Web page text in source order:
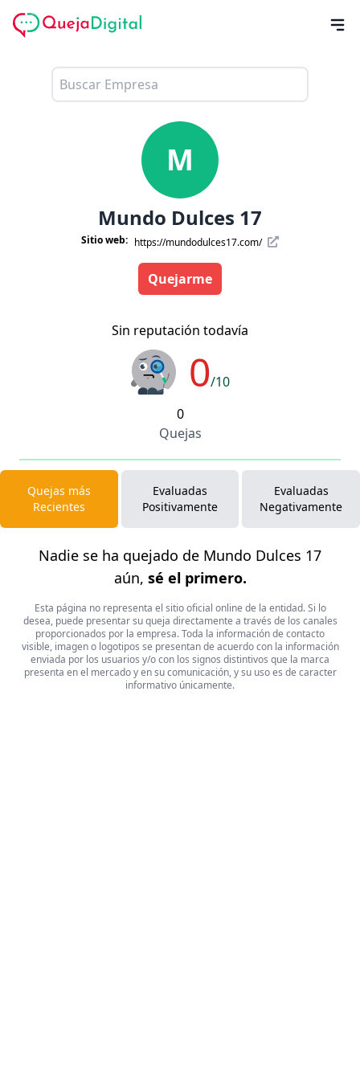
M
Mundo Dulces 17
Sitio web: https://mundodulces17.com/
Quejarme
Sin reputación todavía
0/10
0
Quejas
Quejas más
Recientes
Evaluadas
Positivamente
Evaluadas
Negativamente
Nadie se ha quejado de Mundo Dulces 17
aún, sé el primero.
Esta página no representa el sitio oficial online de la entidad. Si lo
desea, puede presentar su queja directamente a través de los canales
proporcionados por la empresa. Toda la información de contacto
visible, imagen o logotipos se presentan de acuerdo con la información
enviada por los usuarios y/o con los signos distintivos que la marca
presenta en el mercado y en su comunicación, y su uso es de caracter
informativo únicamente.